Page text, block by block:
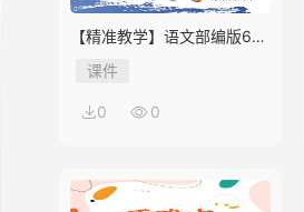
【精准教学】语文部编版6年
级上册第2单元★★★★题库
课件
0 0